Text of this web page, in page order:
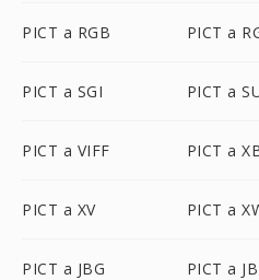
PICT a RGB PICT a
PICT a SGI PICT a
PICT a VIFF PICT a
PICT a XV PICT a
PICT a JBG PICT a